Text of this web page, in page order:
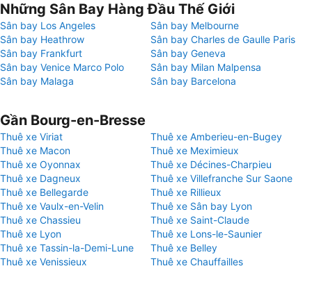
Những Sân Bay Hàng Đầu Thế Giới
Sân bay Los Angeles
Sân bay Melbourne
Sân bay Heathrow
Sân bay Charles de Gaulle Paris
Sân bay Frankfurt
Sân bay Geneva
Sân bay Venice Marco Polo
Sân bay Milan Malpensa
Sân bay Malaga
Sân bay Barcelona
Gần Bourg-en-Bresse
Thuê xe Viriat
Thuê xe Amberieu-en-Bugey
Thuê xe Macon
Thuê xe Meximieux
Thuê xe Oyonnax
Thuê xe Décines-Charpieu
Thuê xe Dagneux
Thuê xe Villefranche Sur Saone
Thuê xe Bellegarde
Thuê xe Rillieux
Thuê xe Vaulx-en-Velin
Thuê xe Sân bay Lyon
Thuê xe Chassieu
Thuê xe Saint-Claude
Thuê xe Lyon
Thuê xe Lons-le-Saunier
Thuê xe Tassin-la-Demi-Lune
Thuê xe Belley
Thuê xe Venissieux
Thuê xe Chauffailles